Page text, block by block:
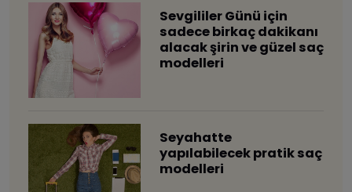
Sevgililer Günü için
sadece birkaç dakikanı
alacak şirin ve güzel saç
modelleri
Seyahatte
yapılabilecek pratik saç
modelleri